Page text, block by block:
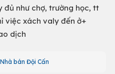
đủ như chợ, trường học, tt
việc xách valy đến ở+
dịch
Nhà bán Đội Cấn